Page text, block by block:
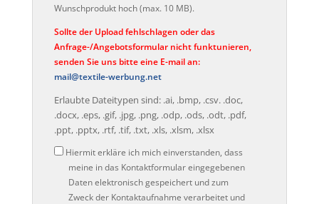
Wunschprodukt hoch (max. 10 MB).
Sollte der Upload fehlschlagen oder das
Anfrage-/Angebotsformular nicht funktunieren,
senden Sie uns bitte eine E-mail an:
mail@textile-werbung.net
Erlaubte Dateitypen sind: .ai, .bmp, .csv. .doc,
.docx, .eps, .gif, .jpg, .png, .odp, .ods, .odt, .pdf,
.ppt, .pptx, .rtf, .tif, .txt, .xls, .xlsm, .xlsx
Datenschutz
Hiermit erkläre ich mich einverstanden, dass
meine in das Kontaktformular eingegebenen
Daten elektronisch gespeichert und zum
Zweck der Kontaktaufnahme verarbeitet und